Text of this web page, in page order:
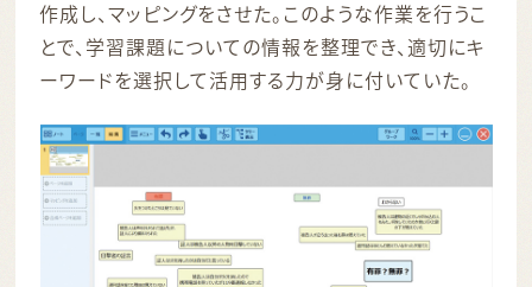
作成し、マッピングをさせた。このような作業を行うこ
とで、学習課題についての情報を整理でき、適切にキ
ーワードを選択して活用する力が身に付いていた。